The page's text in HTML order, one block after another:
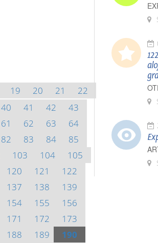
19 20 21
22
40 41 42
43
61 62 63
64
82 83 84
85
103 104
105
120 121
122
137 138
139
154 155
156
171 172
173
188 189
190